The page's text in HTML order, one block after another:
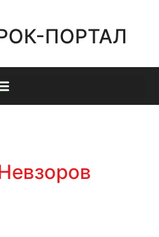
ПОРТАЛ